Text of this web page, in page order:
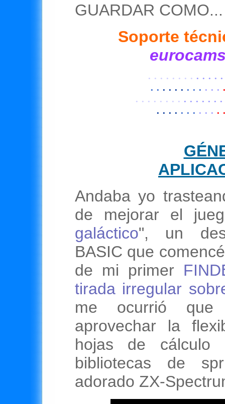
GUARDAR COMO...
Soporte
· · · · · · · · · · · ·
· · · · · · · · · · · ·
· · · · · · · · · · · · · ·
· · · · · · · · · · ·
Andaba yo
de mejorar el
galáctico", un
BASIC que
de mi primer
tirada irregular
me ocurrió que
aprovechar la
hojas de cálculo
bibliotecas de
adorado ZX-